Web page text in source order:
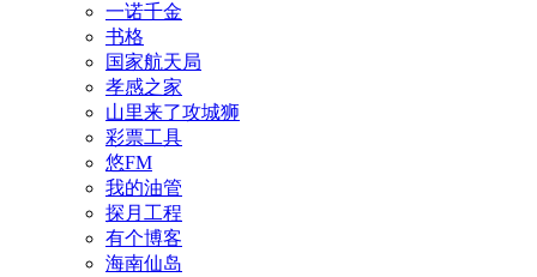
一诺千金
书格
国家航天局
孝感之家
山里来了攻城狮
彩票工具
悠FM
我的油管
探月工程
有个博客
海南仙岛